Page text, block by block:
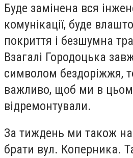
Буде замінена вся
комунікації, буде
покриття і безшумна
Взагалі Городоцька
символом бездоріжжя,
важливо, щоб ми в
відремонтували.
За тиждень ми також
брати вул. Коперника.